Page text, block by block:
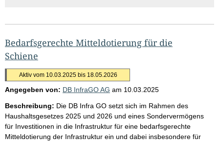
Bedarfsgerechte Mitteldotierung für die
Schiene
Aktiv vom 10.03.2025 bis 18.05.2026
Angegeben von: DB InfraGO AG am 10.03.2025
Beschreibung: Die DB Infra GO setzt sich im Rahmen des
Haushaltsgesetzes 2025 und 2026 und eines Sondervermögens
für Investitionen in die Infrastruktur für eine bedarfsgerechte
Mitteldotierung der Infrastruktur ein und dabei insbesondere für